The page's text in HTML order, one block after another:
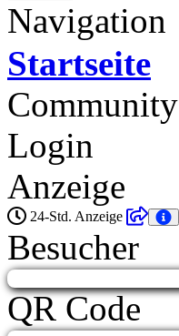
Navigation
Startseite
Community
Login
Anzeige
24-Std. Anzeige
Besucher
QR Code